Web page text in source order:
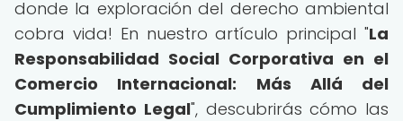
donde la exploración del derecho ambiental
cobra vida! En nuestro artículo principal "La
Responsabilidad Social Corporativa en el
Comercio Internacional: Más Allá del
Cumplimiento Legal", descubrirás cómo las